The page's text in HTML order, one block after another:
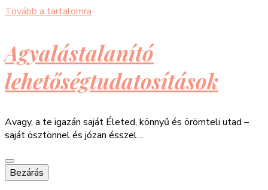
Tovább a tartalomra
Agyalástalanító
lehetőségtudatosítások
Avagy, a te igazán saját Életed, könnyű és örömteli utad –
saját ösztönnel és józan ésszel…
Bezárás